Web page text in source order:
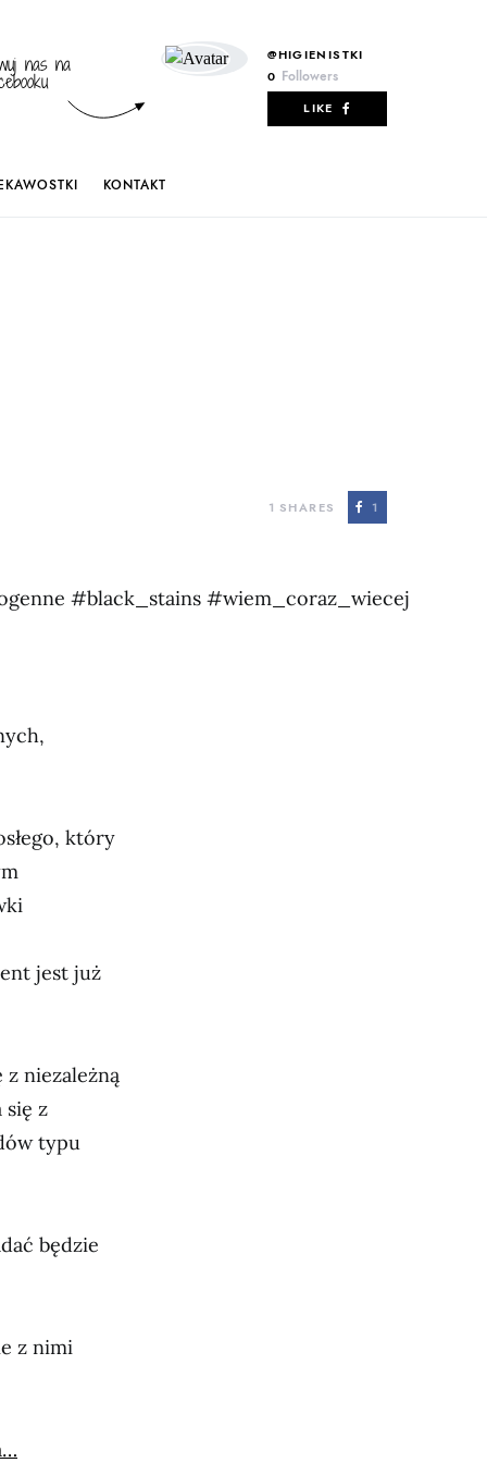
nas na
@HIGIENISTKI
0 Followers
LIKE
KONTAKT
1 SHARES 1
#black_stains #wiem_coraz_wiecej
który
jest już
niezależną
się z
typu
będzie
z nimi